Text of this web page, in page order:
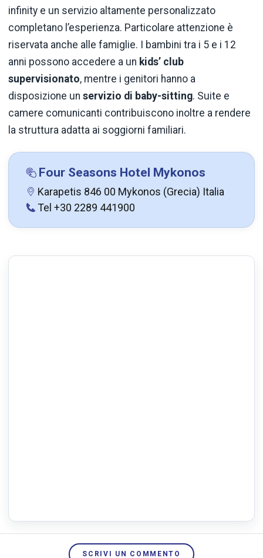
infinity e un servizio altamente personalizzato
completano l’esperienza. Particolare attenzione è
riservata anche alle famiglie. I bambini tra i 5 e i 12
anni possono accedere a un kids’ club
supervisionato, mentre i genitori hanno a
disposizione un servizio di baby-sitting. Suite e
camere comunicanti contribuiscono inoltre a rendere
la struttura adatta ai soggiorni familiari.
Four Seasons Hotel Mykonos
Karapetis 846 00 Mykonos (Grecia) Italia
Tel +30 2289 441900
SCRIVI UN COMMENTO